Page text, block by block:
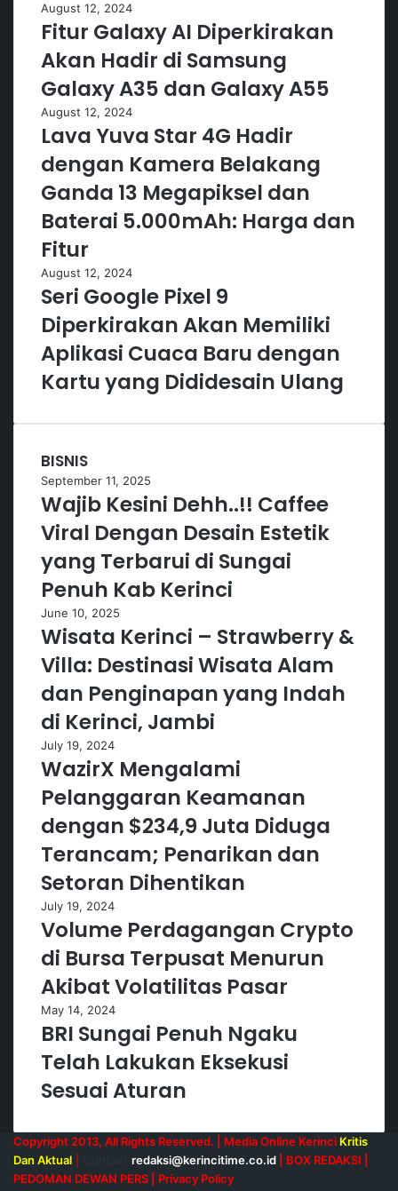
August 12, 2024
Fitur Galaxy AI Diperkirakan
Akan Hadir di Samsung
Galaxy A35 dan Galaxy A55
August 12, 2024
Lava Yuva Star 4G Hadir
dengan Kamera Belakang
Ganda 13 Megapiksel dan
Baterai 5.000mAh: Harga dan
Fitur
August 12, 2024
Seri Google Pixel 9
Diperkirakan Akan Memiliki
Aplikasi Cuaca Baru dengan
Kartu yang Dididesain Ulang
BISNIS
September 11, 2025
Wajib Kesini Dehh..!! Caffee
Viral Dengan Desain Estetik
yang Terbarui di Sungai
Penuh Kab Kerinci
June 10, 2025
Wisata Kerinci – Strawberry &
Villa: Destinasi Wisata Alam
dan Penginapan yang Indah
di Kerinci, Jambi
July 19, 2024
WazirX Mengalami
Pelanggaran Keamanan
dengan $234,9 Juta Diduga
Terancam; Penarikan dan
Setoran Dihentikan
July 19, 2024
Volume Perdagangan Crypto
di Bursa Terpusat Menurun
Akibat Volatilitas Pasar
May 14, 2024
BRI Sungai Penuh Ngaku
Telah Lakukan Eksekusi
Sesuai Aturan
Copyright 2013, All Rights Reserved. | Media Online Kerinci Kritis
Dan Aktual
redaksi@kerincitime.co.id BOX REDAKSI
PEDOMAN DEWAN PERS
Privacy Policy